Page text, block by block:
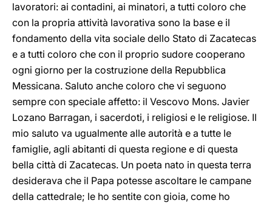
lavoratori: ai contadini, ai minatori, a tutti coloro che
con la propria attività lavorativa sono la base e il
fondamento della vita sociale dello Stato di Zacatecas
e a tutti coloro che con il proprio sudore cooperano
ogni giorno per la costruzione della Repubblica
Messicana. Saluto anche coloro che vi seguono
sempre con speciale affetto: il Vescovo Mons. Javier
Lozano Barragan, i sacerdoti, i religiosi e le religiose. Il
mio saluto va ugualmente alle autorità e a tutte le
famiglie, agli abitanti di questa regione e di questa
bella città di Zacatecas. Un poeta nato in questa terra
desiderava che il Papa potesse ascoltare le campane
della cattedrale; le ho sentite con gioia, come ho